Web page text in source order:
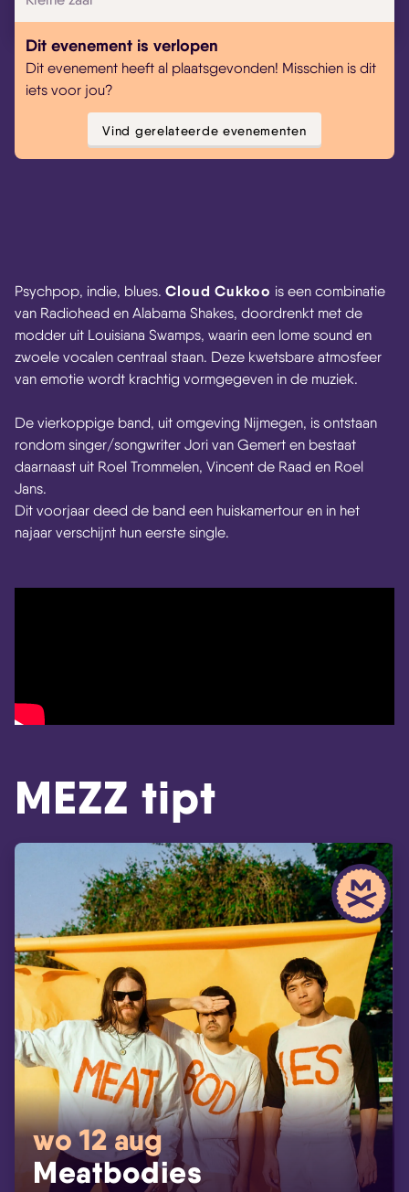
Dit evenement is verlopen
Dit evenement heeft al plaatsgevonden! Misschien is dit
iets voor jou?
Vind gerelateerde evenementen
Psychpop, indie, blues. Cloud Cukkoo is een combinatie
van Radiohead en Alabama Shakes, doordrenkt met de
modder uit Louisiana Swamps, waarin een lome sound en
zwoele vocalen centraal staan. Deze kwetsbare atmosfeer
van emotie wordt krachtig vormgegeven in de muziek.
De vierkoppige band, uit omgeving Nijmegen, is ontstaan
rondom singer/songwriter Jori van Gemert en bestaat
daarnaast uit Roel Trommelen, Vincent de Raad en Roel
Jans.
Dit voorjaar deed de band een huiskamertour en in het
najaar verschijnt hun eerste single.
MEZZ tipt
wo 12 aug
Meatbodies